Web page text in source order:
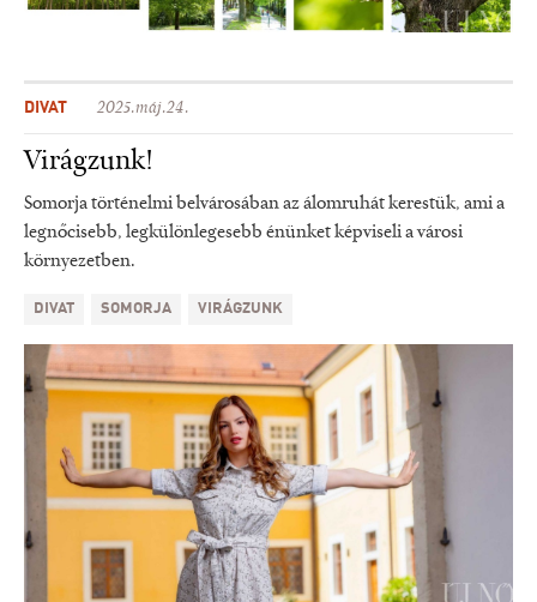
DIVAT 2025.máj.24.
Virágzunk!
Somorja történelmi belvárosában az álomruhát kerestük, ami a
legnőcisebb, legkülönlegesebb énünket képviseli a városi
környezetben.
DIVAT SOMORJA VIRÁGZUNK